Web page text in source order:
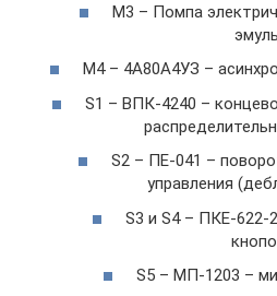
М3 – Помпа
М4 – 4А80А4УЗ –
S1 – ВПК-4240 –
S2 – ПЕ-041 –
управления
S3 и S4 – ПКЕ-622-
S5 – МП-1203 –